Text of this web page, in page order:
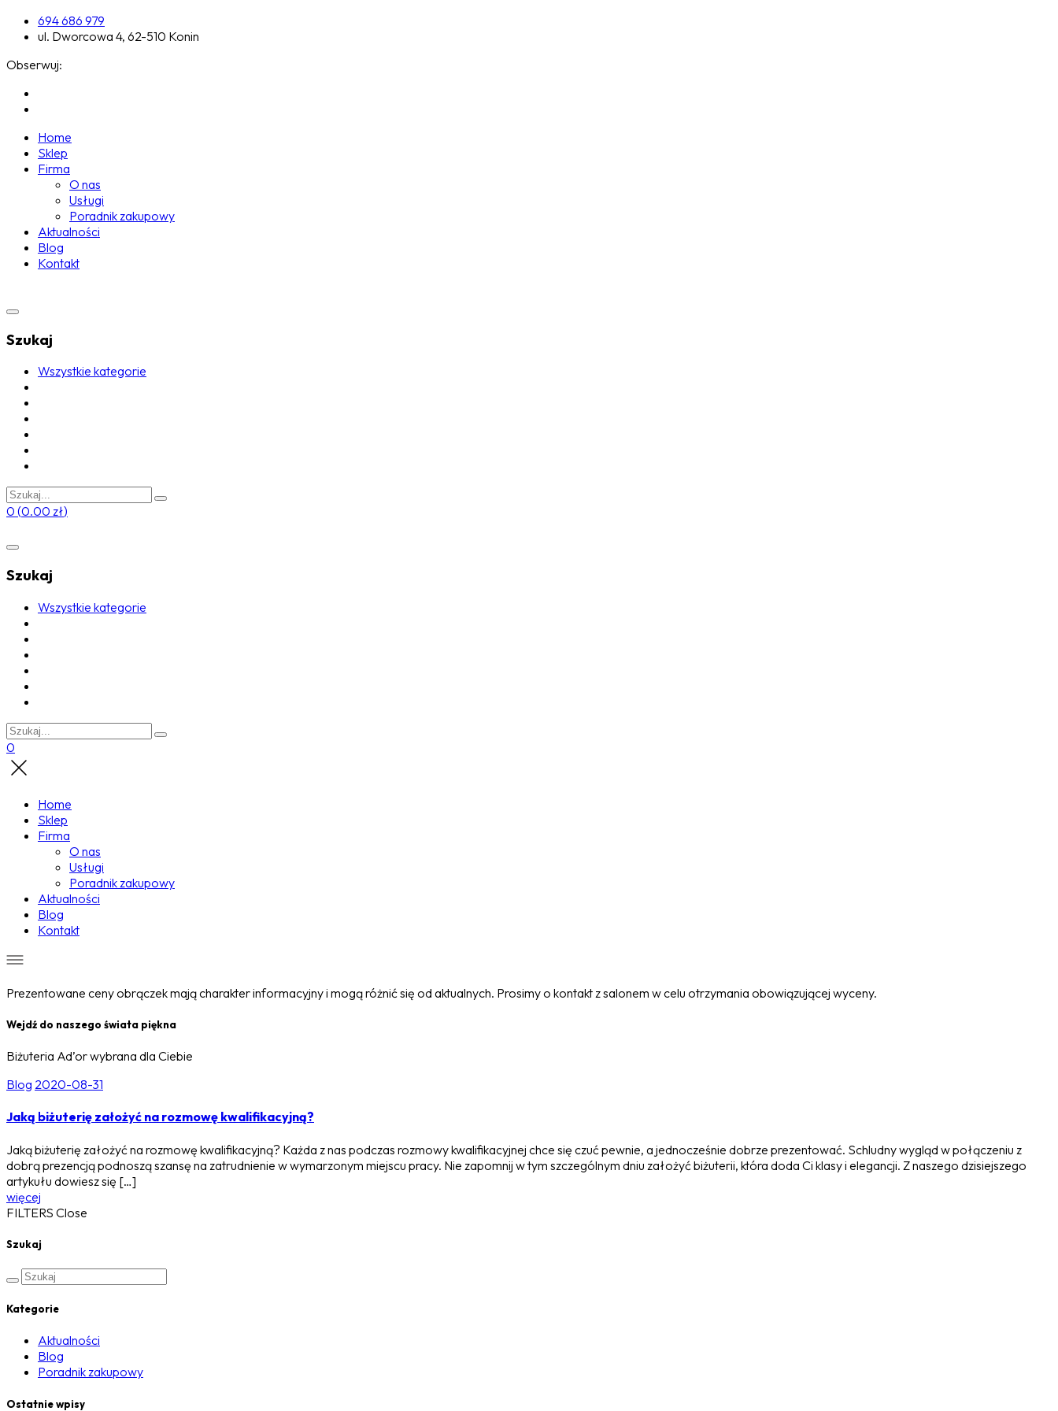
694 686 979
ul. Dworcowa 4, 62-510 Konin
Obserwuj:
Home
Sklep
Firma
O nas
Usługi
Poradnik zakupowy
Aktualności
Blog
Kontakt
Szukaj
Wszystkie kategorie
0 (0.00 zł)
Szukaj
Wszystkie kategorie
0
Home
Sklep
Firma
O nas
Usługi
Poradnik zakupowy
Aktualności
Blog
Kontakt
Prezentowane ceny obrączek mają charakter informacyjny i mogą różnić się od aktualnych. Prosimy o kontakt z salonem w celu otrzymania obowiązującej wyceny.
Wejdź do naszego świata piękna
Biżuteria Ad’or wybrana dla Ciebie
Blog 2020-08-31
Jaką biżuterię założyć na rozmowę kwalifikacyjną?
Jaką biżuterię założyć na rozmowę kwalifikacyjną? Każda z nas podczas rozmowy kwalifikacyjnej chce się czuć pewnie, a jednocześnie dobrze prezentować. Schludny wygląd w połączeniu z
dobrą prezencją podnoszą szansę na zatrudnienie w wymarzonym miejscu pracy. Nie zapomnij w tym szczególnym dniu założyć biżuterii, która doda Ci klasy i elegancji. Z naszego dzisiejszego
artykułu dowiesz się […]
więcej
FILTERS Close
Szukaj
Kategorie
Aktualności
Blog
Poradnik zakupowy
Ostatnie wpisy